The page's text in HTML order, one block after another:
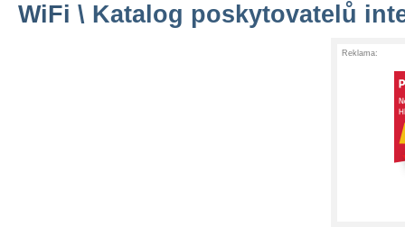
WiFi \ Katalog poskytovatelů
Reklama: